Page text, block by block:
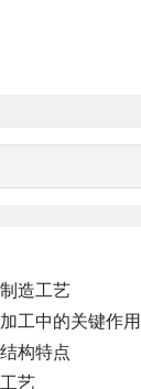
造工艺
工中的关键作用
构特点
艺